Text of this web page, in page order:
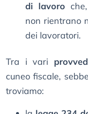
di lavoro
non rientrano
dei lavoratori.
Tra i vari
cuneo fiscale,
troviamo: